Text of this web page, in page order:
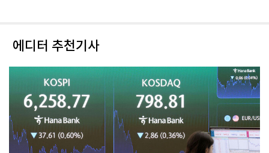
에디터 추천기사